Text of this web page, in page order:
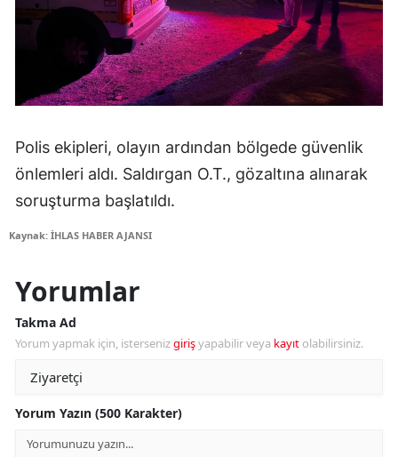
Polis ekipleri, olayın ardından bölgede güvenlik
önlemleri aldı. Saldırgan O.T., gözaltına alınarak
soruşturma başlatıldı.
Kaynak: İHLAS HABER AJANSI
Yorumlar
Takma Ad
Yorum yapmak için, istersenizgirişyapabilir veya kayıt olabilirsiniz.
Yorum Yazın (500 Karakter)